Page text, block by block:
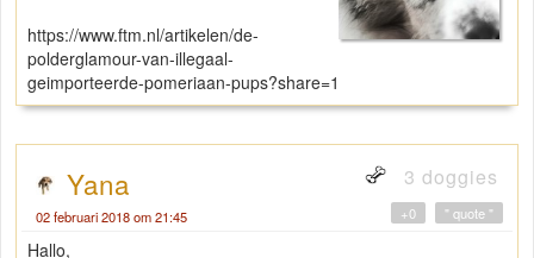
https://www.ftm.nl/artikelen/de-
polderglamour-van-illegaal-
geimporteerde-pomeriaan-pups?share=1
Yana 3 doggies
02 februari 2018 om 21:45 " quote "
+0
Hallo,